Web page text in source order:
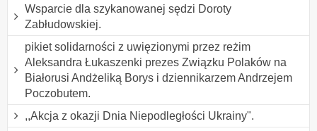
Wsparcie dla szykanowanej sędzi Doroty
Zabłudowskiej.
pikiet solidarności z uwięzionymi przez reżim
Aleksandra Łukaszenki prezes Związku Polaków na
Białorusi Andżeliką Borys i dziennikarzem Andrzejem
Poczobutem.
,,Akcja z okazji Dnia Niepodległości Ukrainy".